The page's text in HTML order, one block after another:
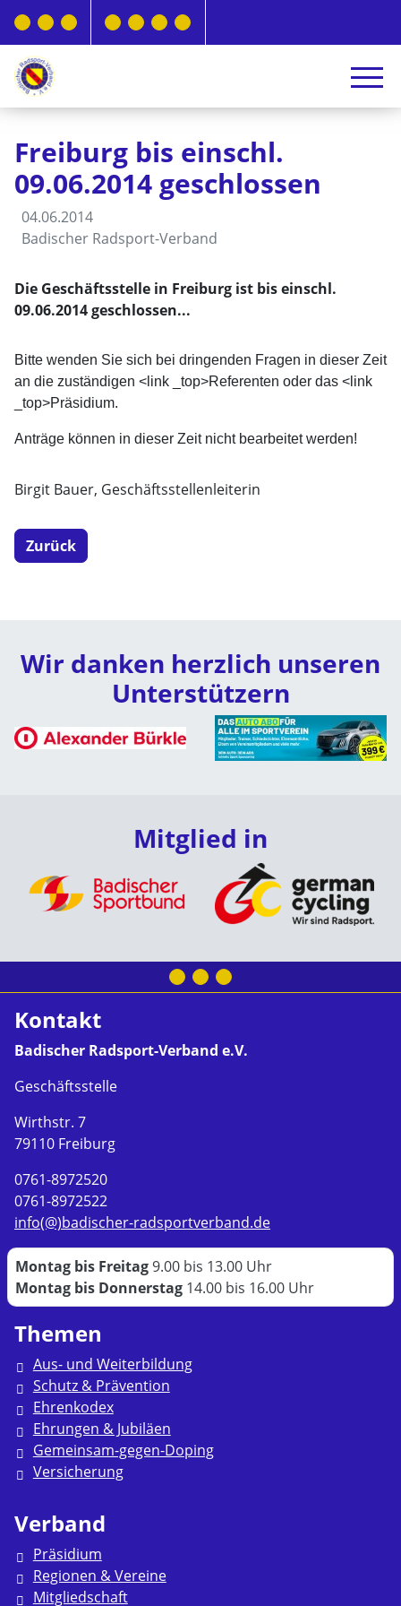
Freiburg bis einschl.
09.06.2014 geschlossen
04.06.2014
Badischer Radsport-Verband
Die Geschäftsstelle in Freiburg ist bis einschl.
09.06.2014 geschlossen...
Bitte wenden Sie sich bei dringenden Fragen in dieser Zeit
an die zuständigen <link _top>Referenten oder das <link
_top>Präsidium.
Anträge können in dieser Zeit nicht bearbeitet werden!
Birgit Bauer, Geschäftsstellenleiterin
Zurück
Wir danken herzlich unseren
Unterstützern
Mitglied in
Kontakt
Badischer Radsport-Verband e.V.
Geschäftsstelle
Wirthstr. 7
79110 Freiburg
0761-8972520
0761-8972522
info(@)badischer-radsportverband.de
Montag bis Freitag9.00 bis 13.00 Uhr
Montag bis Donnerstag 14.00 bis 16.00 Uhr
Themen
Aus- und Weiterbildung
Schutz & Prävention
Ehrenkodex
Ehrungen & Jubiläen
Gemeinsam-gegen-Doping
Versicherung
Verband
Präsidium
Regionen & Vereine
Mitgliedschaft